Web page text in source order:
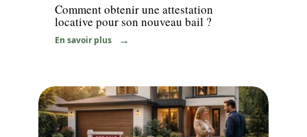
Comment obtenir une attestation
locative pour son nouveau bail ?
En savoir plus